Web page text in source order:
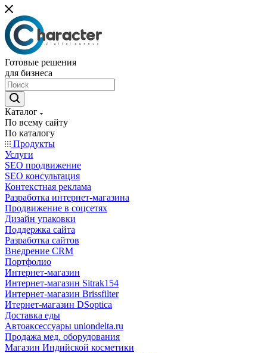
Готовые решения
для бизнеса
Каталог
По всему сайту
По каталогу
Продукты
Услуги
SEO продвижение
SEO консультация
Контекстная реклама
Разработка интернет-магазина
Продвижение в соцсетях
Дизайн упаковки
Поддержка сайта
Разработка сайтов
Внедрение CRM
Портфолио
Интернет-магазин
Интернет-магазин Sitrak154
Интернет-магазин Brissfilter
Итернет-магазин DSoptica
Доставка еды
Автоаксессуары uniondelta.ru
Продажа мед. оборудования
Магазин Индийской косметики